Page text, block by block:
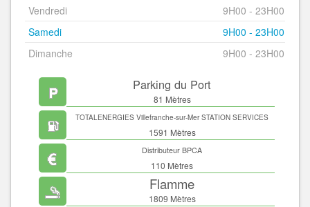
Vendredi
9H00 - 23H00
Samedi
9H00 - 23H00
Dimanche
9H00 - 23H00
Parking du Port
81 Mètres
TOTALENERGIES Villefranche-sur-Mer STATION SERVICES
1591 Mètres
Distributeur BPCA
110 Mètres
Flamme
1809 Mètres